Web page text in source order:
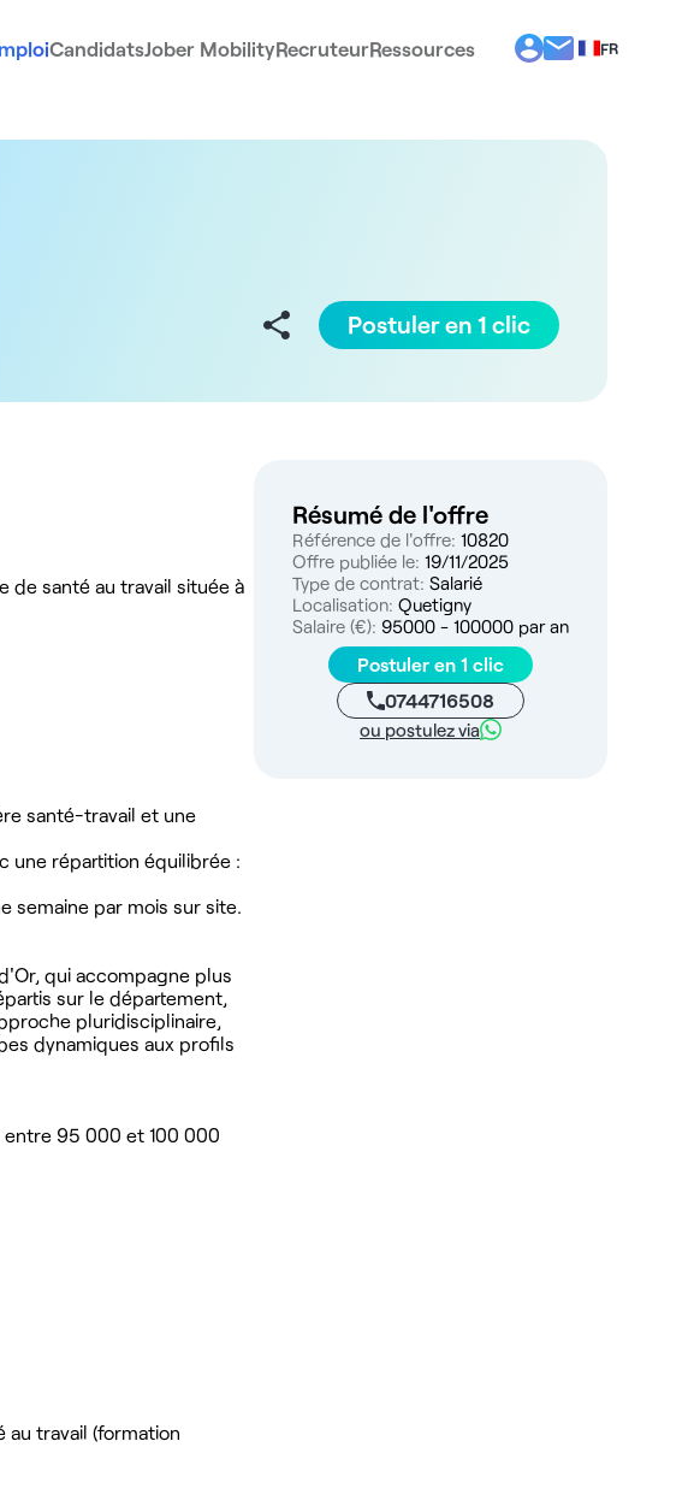
CandidatsJober MobilityRecruteurRessources
FR
ES
Postuler en 1 clic
de santé au travail située à
santé-travail et une
une répartition équilibrée :
semaine par mois sur site.
qui accompagne plus
sur le département,
pluridisciplinaire,
dynamiques aux profils
entre 95 000 et 100 000
travail (formation
Résumé de l'offre
Référence de l'offre: 10820
Offre publiée le: 19/11/2025
Type de contrat: Salarié
Localisation: Quetigny
Salaire (€): 95000 - 100000 par an
Postuler en 1 clic
0744716508
ou postulez via